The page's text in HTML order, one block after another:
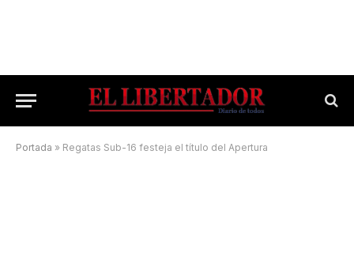
Portada » Regatas Sub-16 festeja el título del Apertura